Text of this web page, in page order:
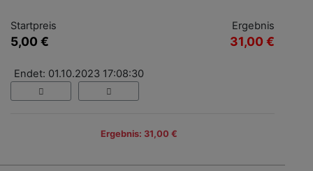
Startpreis
5,00 €
Ergebnis
31,00 €
Endet: 01.10.2023 17:08:30
Ergebnis: 31,00 €